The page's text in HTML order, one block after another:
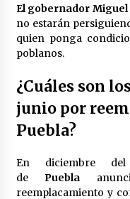
2
Trump
México
85%
El gobernador
no estarán
quien ponga
poblanos.
¿Cuáles son
junio por
Puebla?
En diciembre
de Puebla
reemplacamiento y